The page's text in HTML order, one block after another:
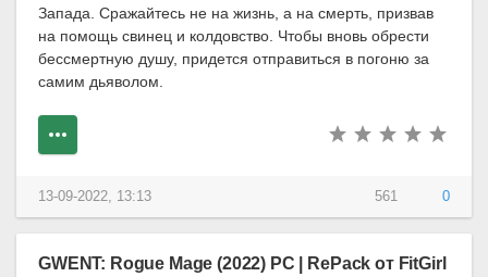
Запада. Сражайтесь не на жизнь, а на смерть, призвав
на помощь свинец и колдовство. Чтобы вновь обрести
бессмертную душу, придется отправиться в погоню за
самим дьяволом.
561 0
13-09-2022, 13:13
GWENT: Rogue Mage (2022) PC | RePack от FitGirl